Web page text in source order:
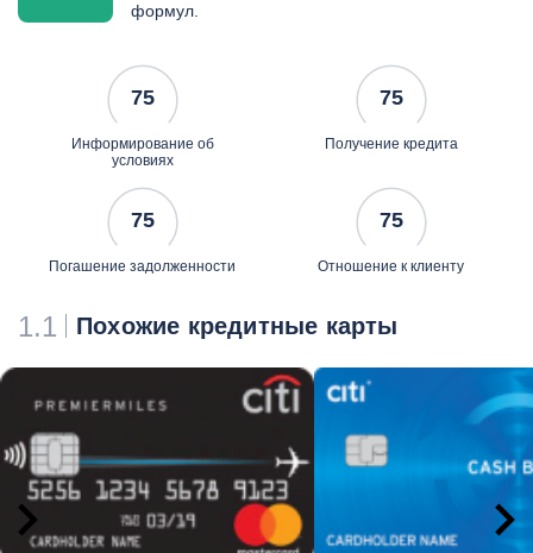
скидки в фан-шопе БИ-2
музыкальных магазинах
формул.
75
Информирование об
условиях
75
Получение кредита
75
Погашение задолженности
75
Отношение к клиенту
1.1 Похожие кредитные карты